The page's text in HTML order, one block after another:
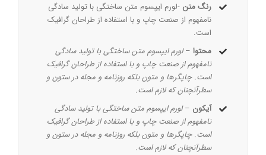
رنگ متن -لورم ایپسوم متن ساختگی با تولید سادگی
نامفهوم از صنعت چاپ و با استفاده از طراحان گرافیک
است.
محتوا –لورم ایپسوم متن ساختگی با تولید سادگی
نامفهوم از صنعت چاپ و با استفاده از طراحان گرافیک
است. چاپگرها و متون بلکه روزنامه و مجله در ستون و
سطرآنچنان که لازم است.
آیکون –لورم ایپسوم متن ساختگی با تولید سادگی
نامفهوم از صنعت چاپ و با استفاده از طراحان گرافیک
است. چاپگرها و متون بلکه روزنامه و مجله در ستون و
سطرآنچنان که لازم است.